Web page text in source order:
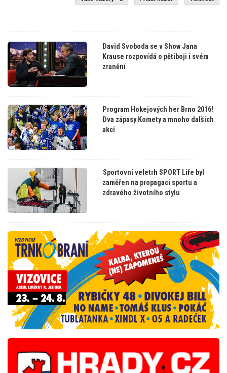
David Svoboda se v Show Jana
Krause rozpovídá o pětiboji i svém
zranění
Program Hokejových her Brno 2016!
Dva zápasy Komety a mnoho dalších
akcí
Sportovní veletrh SPORT Life byl
zaměřen na propagaci sportu a
zdravého životního stylu